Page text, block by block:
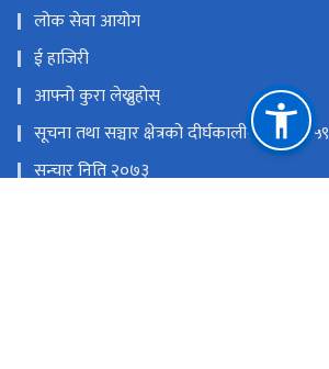
लोक सेवा आयोग
ई हाजिरी
आफ्नो कुरा लेख्नुहोस्
सूचना तथा सञ्चार क्षेत्रको दीर्घकालीन नीति २०५९
सन्चार निति २०७३